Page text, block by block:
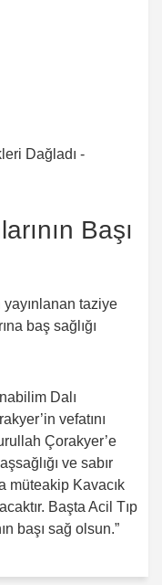
Başı
yayınlanan taziye
baş sağlığı
Dalı
vefatını
Çorakyer’e
ve sabır
müteakip Kavacık
Başta Acil Tıp
başı sağ olsun.”